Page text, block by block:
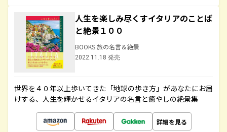
人生を楽しみ尽くすイタリアのことば
と絶景１００
BOOKS 旅の名言＆絶景
2022.11.18 発売
世界を４０年以上歩いてきた「地球の歩き方」があなたにお届
けする、人生を輝かせるイタリアの名言と癒やしの絶景集
詳細を見る